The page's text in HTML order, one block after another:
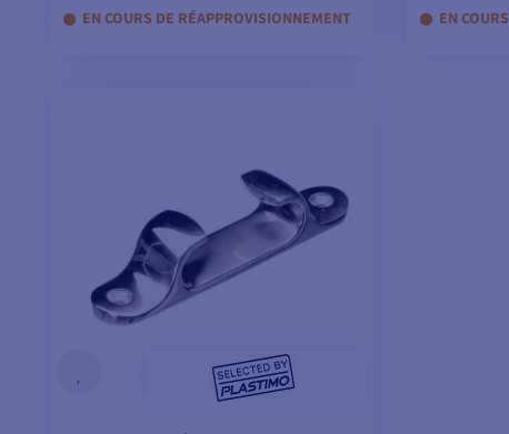
EN COURS DE RÉAPPROVISIONNEMENT EN